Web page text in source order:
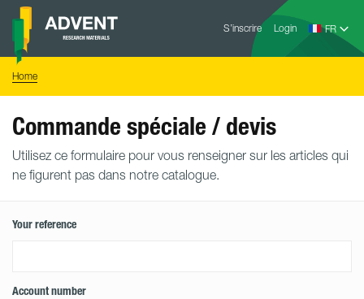
Skip
content
S’inscrire Login
Advent
Home
Commande spéciale / devis
Utilisez ce formulaire pour vous renseigner sur les articles qui
ne figurent pas dans notre catalogue.
Your reference
Account number